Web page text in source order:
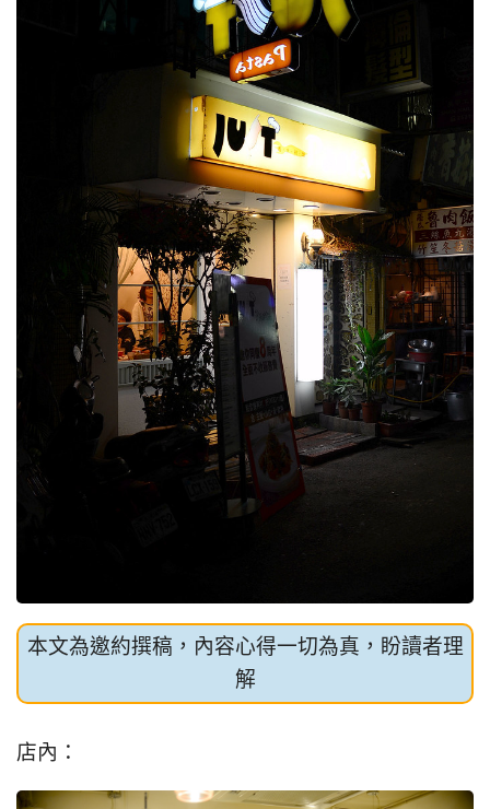
本文為邀約撰稿，內容心得一切為真，盼讀者理
解
店內：